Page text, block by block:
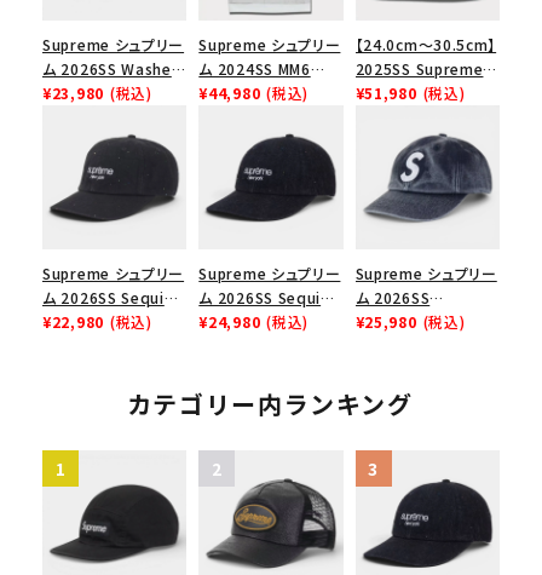
Supreme シュプリー
ム 2026SS Washed
Chino Twill Camp
ノツイル キャンプキャ
ップ ブラック
¥23,980 (税込)
Supreme シュプリー
ム 2024SS MM6
Maison Margiela
メゾンマルジェラボッ
クスロゴTシャツ ホ
ワイト 白
¥44,980 (税込)
【24.0cm～30.5cm】
2025SS Supreme
GOODENOUGH
Low AF1 シュプリー
ムグッドイナフ ナイキ
エアフォース１スニー
カー シューズ ホワイ
¥51,980 (税込)
Supreme シュプリー
ム 2026SS Sequin
Denim Classic
シックロゴ 6パネルキ
ャップ インディゴ
¥22,980 (税込)
Supreme シュプリー
ム 2026SS Sequin
Denim Classic
シックロゴ 6パネルキ
ャップ ブラック
¥24,980 (税込)
Supreme シュプリー
ム 2026SS
Pigment Coated S
ゴ 6パネル ネイビー
¥25,980 (税込)
カテゴリー内ランキング